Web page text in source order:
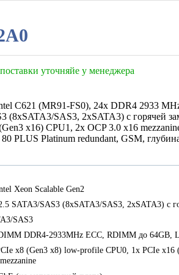
уточняйе у менеджера
C621 (MR91-FS0), 24x DDR4 2933
(8xSATA3/SAS3, 2xSATA3) с горячей
x16) CPU1, 2x OCP 3.0 x16
PLUS Platinum redundant, GSM,
Xeon Scalable Gen2
SATA3/SAS3 (8xSATA3/SAS3, 2xSATA3) с
SAS3
DDR4-2933MHz ECC, RDIMM до 64GB,
x8 (Gen3 x8) low-profile CPU0, 1x PCIe x16